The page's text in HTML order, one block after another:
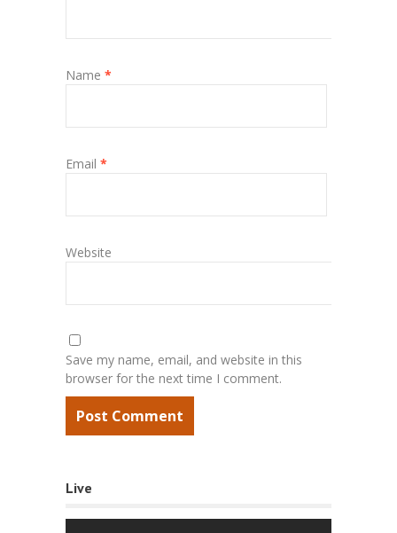
Name *
Email *
Website
Save my name, email, and website in this
browser for the next time I comment.
Live